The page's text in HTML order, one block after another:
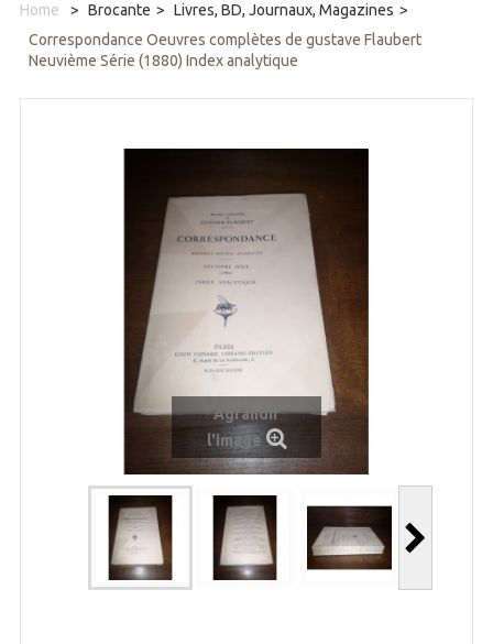
Home > Brocante > Livres, BD, Journaux, Magazines >
Correspondance Oeuvres complètes de gustave Flaubert
Neuvième Série (1880) Index analytique
Agrandir
l'image